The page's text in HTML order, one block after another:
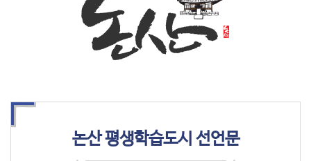
논산 평생학습도시 선언문